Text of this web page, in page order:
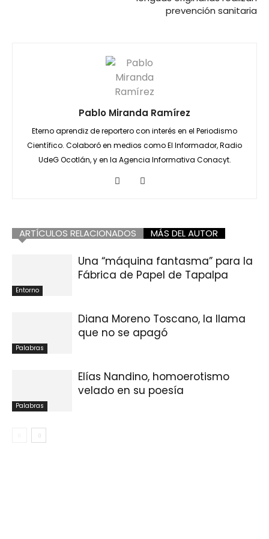
prevención sanitaria
Pablo Miranda Ramírez
Eterno aprendiz de reportero con interés en el Periodismo
Científico. Colaboró en medios como El Informador, Radio
UdeG Ocotlán, y en la Agencia Informativa Conacyt.
ARTÍCULOS RELACIONADOS MÁS DEL AUTOR
Entorno
Una “máquina fantasma” para la
Fábrica de Papel de Tapalpa
Palabras
Diana Moreno Toscano, la llama
que no se apagó
Palabras
Elías Nandino, homoerotismo
velado en su poesía